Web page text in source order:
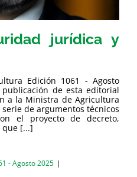
jurídica y
Edición 1061 - Agosto
de esta editorial
a la Ministra de Agricultura
de argumentos técnicos
el proyecto de decreto,
[...]
- Agosto 2025 |